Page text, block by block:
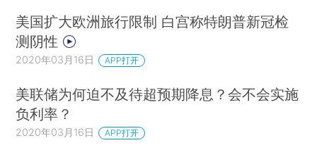
美国扩大欧洲旅行限制 白宫称特朗普新冠检
测阴性
2020年03月16日 APP打开
美联储为何迫不及待超预期降息？会不会实施
负利率？
2020年03月16日 APP打开